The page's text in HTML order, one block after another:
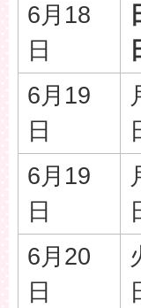
6月18
日
6月19
日
6月19
日
6月20
日